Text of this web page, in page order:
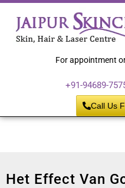
For appointment
+91-94689-
Call Us
Het Effect Van